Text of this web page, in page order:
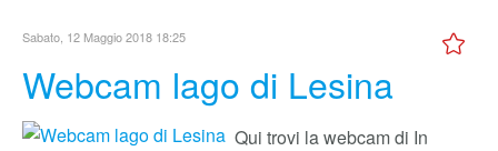
Sabato, 12 Maggio 2018 18:25
Webcam lago di Lesina
Qui trovi la webcam di In